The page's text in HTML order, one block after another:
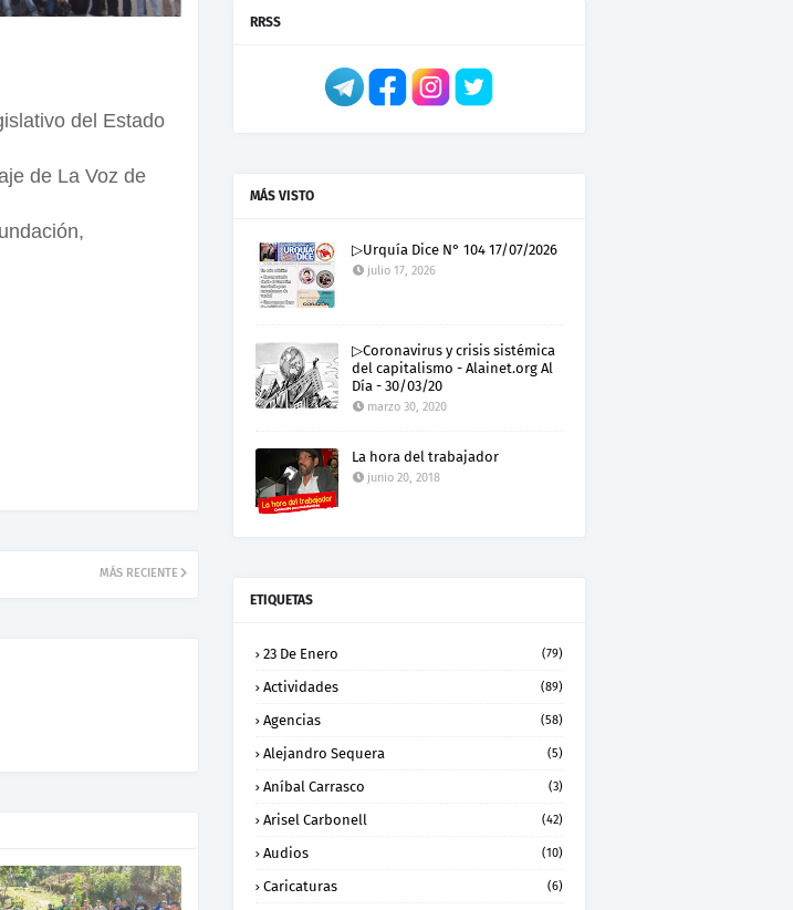
del Estado
de La Voz de
MÁS RECIENTE
RRSS
MÁS VISTO
▷Urquía Dice N° 104 17/07/2026
julio 17, 2026
▷Coronavirus y crisis sistémica
del capitalismo - Alainet.org Al
Día - 30/03/20
marzo 30, 2020
La hora del trabajador
junio 20, 2018
ETIQUETAS
23 De Enero (79)
Actividades (89)
Agencias (58)
Alejandro Sequera (5)
Aníbal Carrasco (3)
Arisel Carbonell (42)
Audios (10)
Caricaturas (6)